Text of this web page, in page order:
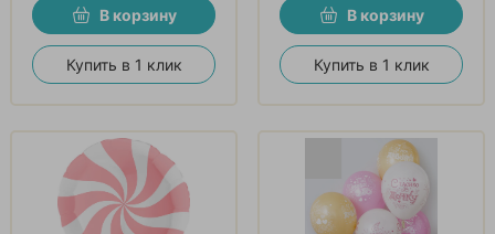
В корзину
Купить в 1 клик
В корзину
Купить в 1 клик